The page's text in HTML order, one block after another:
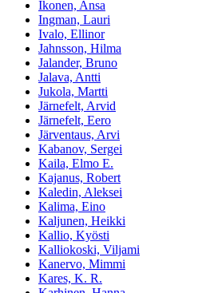
Ikonen, Ansa
Ingman, Lauri
Ivalo, Ellinor
Jahnsson, Hilma
Jalander, Bruno
Jalava, Antti
Jukola, Martti
Järnefelt, Arvid
Järnefelt, Eero
Järventaus, Arvi
Kabanov, Sergei
Kaila, Elmo E.
Kajanus, Robert
Kaledin, Aleksei
Kalima, Eino
Kaljunen, Heikki
Kallio, Kyösti
Kalliokoski, Viljami
Kanervo, Mimmi
Kares, K. R.